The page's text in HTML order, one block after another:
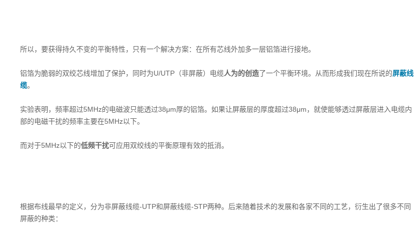
所以，要获得持久不变的平衡特性，只有一个解决方案：在所有芯线外加多一层铝箔进行接地。
铝箔为脆弱的双绞芯线增加了保护，同时为U/UTP（非屏蔽）电缆人为的创造了一个平衡环境。从而形成我们现在所说的屏蔽线
缆。
实验表明，频率超过5MHz的电磁波只能透过38μm厚的铝箔。如果让屏蔽层的厚度超过38μm，就使能够透过屏蔽层进入电缆内
部的电磁干扰的频率主要在5MHz以下。
而对于5MHz以下的低频干扰可应用双绞线的平衡原理有效的抵消。
根据布线最早的定义，分为非屏蔽线缆-UTP和屏蔽线缆-STP两种。后来随着技术的发展和各家不同的工艺，衍生出了很多不同
屏蔽的种类：